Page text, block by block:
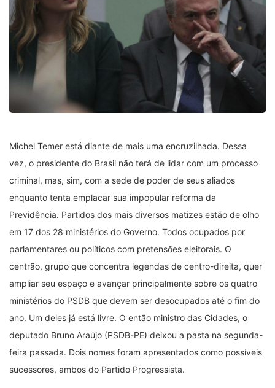
Michel Temer está diante de mais uma encruzilhada. Dessa
vez, o presidente do Brasil não terá de lidar com um processo
criminal, mas, sim, com a sede de poder de seus aliados
enquanto tenta emplacar sua impopular reforma da
Previdência. Partidos dos mais diversos matizes estão de olho
em 17 dos 28 ministérios do Governo. Todos ocupados por
parlamentares ou políticos com pretensões eleitorais. O
centrão, grupo que concentra legendas de centro-direita, quer
ampliar seu espaço e avançar principalmente sobre os quatro
ministérios do PSDB que devem ser desocupados até o fim do
ano. Um deles já está livre. O então ministro das Cidades, o
deputado Bruno Araújo (PSDB-PE) deixou a pasta na segunda-
feira passada. Dois nomes foram apresentados como possíveis
sucessores, ambos do Partido Progressista.